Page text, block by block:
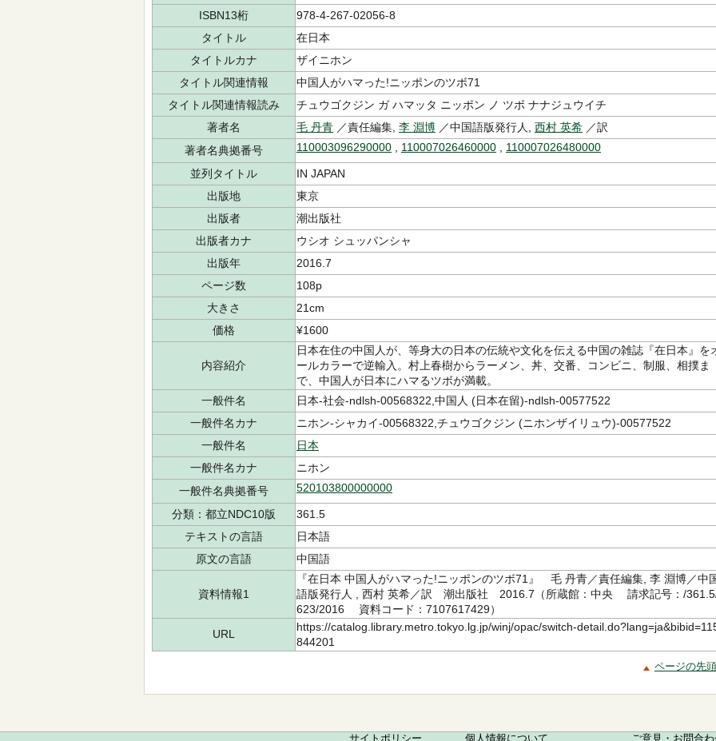
ISBN13桁
978-4-267-02056-8
タイトル
在日本
タイトルカナ
ザイニホン
タイトル関連情報
中国人がハマった!ニッポンのツボ71
タイトル関連情報読み
チュウゴクジン ガ ハマッタ ニッポン ノ ツボ ナナジュウイチ
著者名
毛 丹青 ／責任編集, 李 淵博 ／中国語版発行人, 西村 英希 ／訳
著者名典拠番号
110003096290000 110007026460000 110007026480000
並列タイトル
IN JAPAN
出版地
東京
出版者
潮出版社
出版者カナ
ウシオ シュッパンシャ
出版年
2016.7
ページ数
108p
大きさ
21cm
価格
¥1600
内容紹介
日本在住の中国人が、等身大の日本の伝統や文化を伝える中国の雑誌『在日本』を
ールカラーで逆輸入。村上春樹からラーメン、丼、交番、コンビニ、制服、相撲ま
で、中国人が日本にハマるツボが満載。
一般件名
日本-社会-ndlsh-00568322,中国人 (日本在留)-ndlsh-00577522
一般件名カナ
ニホン-シャカイ-00568322,チュウゴクジン (ニホンザイリュウ)-00577522
一般件名
日本
一般件名カナ
ニホン
一般件名典拠番号
520103800000000
分類：都立NDC10版
361.5
テキストの言語
日本語
原文の言語
中国語
資料情報1
『在日本 中国人がハマった!ニッポンのツボ71』 毛 丹青／責任編集, 李 淵博／中
語版発行人 , 西村 英希／訳 潮出版社 2016.7（所蔵館：中央 請求記号：/
623/2016 資料コード：7107617429）
URL
https://catalog.library.metro.tokyo.lg.jp/winj/opac/switch-
844201
ページの先
サイトポリシー 個人情報について ご意見・お問合